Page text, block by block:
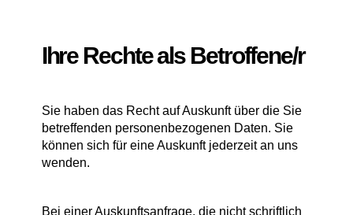
Ihre Rechte als Betroffene/r
Sie haben das Recht auf Auskunft über die Sie
betreffenden personenbezogenen Daten. Sie
können sich für eine Auskunft jederzeit an uns
wenden.
Bei einer Auskunftsanfrage, die nicht schriftlich